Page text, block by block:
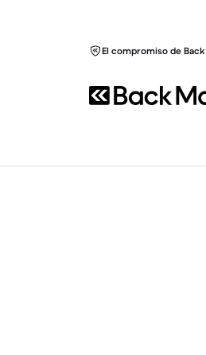
El compromiso de